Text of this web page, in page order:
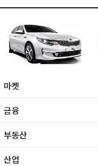
마켓
금융
부동산
산업